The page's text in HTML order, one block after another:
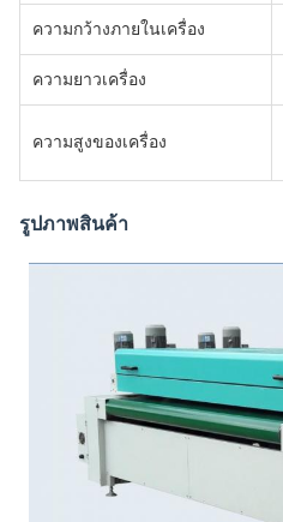
ความกว้างภายในเครื่อง
ความยาวเครื่อง
ความสูงของเครื่อง
รูปภาพสินค้า